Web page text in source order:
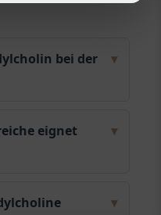
▾
bei der
▾
eignet
▾